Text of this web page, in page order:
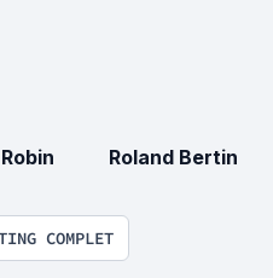
Roland Bertin
COMPLET